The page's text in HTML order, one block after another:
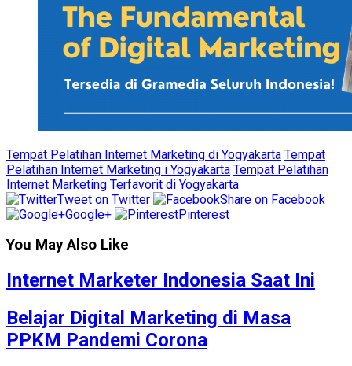
Tempat Pelatihan Internet Marketing di Yogyakarta Tempat
Pelatihan Internet Marketing i Yogyakarta Tempat Pelatihan
Internet Marketing Terfavorit di Yogyakarta
Tweet on Twitter
Share on Facebook
Google+
Pinterest
You May Also Like
Internet Marketer Indonesia Saat Ini
Belajar Digital Marketing di Masa
PPKM Pandemi Corona